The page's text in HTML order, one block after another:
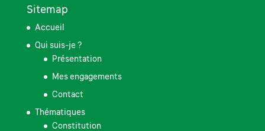
Sitemap
Accueil
Qui suis-je ?
Présentation
Mes engagements
Contact
Thématiques
Constitution